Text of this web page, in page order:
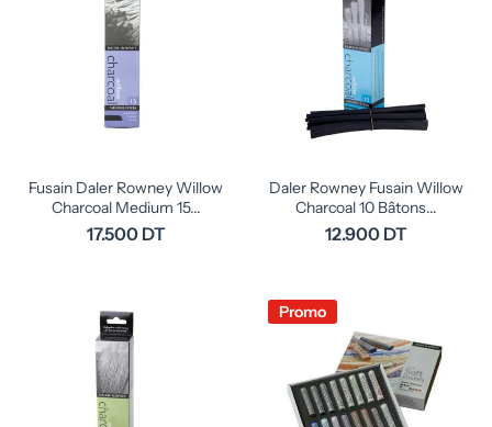
Fusain Daler Rowney Willow
Charcoal Medium 15...
17.500 DT
Daler Rowney Fusain Willow
Charcoal 10 Bâtons...
12.900 DT
Promo